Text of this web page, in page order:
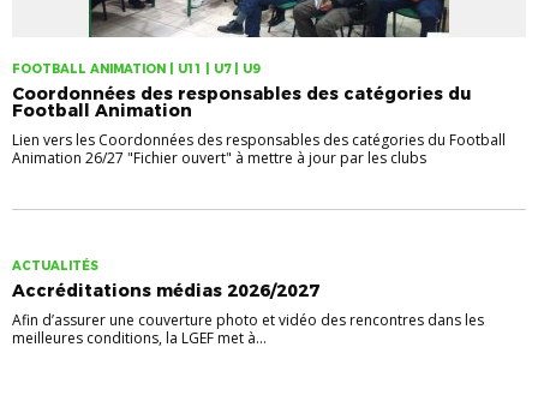
FOOTBALL ANIMATION | U11 | U7 | U9
Coordonnées des responsables des catégories du
Football Animation
Lien vers les Coordonnées des responsables des catégories du Football
Animation 26/27 "Fichier ouvert" à mettre à jour par les clubs
ACTUALITÉS
Accréditations médias 2026/2027
Afin d’assurer une couverture photo et vidéo des rencontres dans les
meilleures conditions, la LGEF met à...